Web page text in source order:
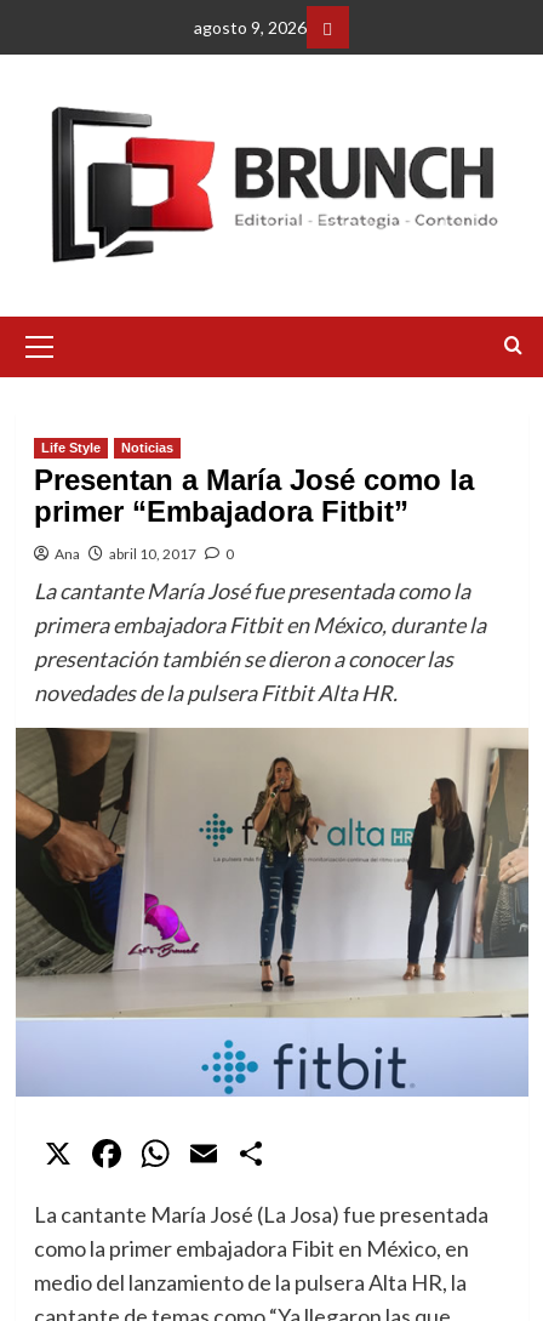
agosto 9, 2026
Facebbok
primario
Life Style Noticias
Presentan a María José como la
primer “Embajadora Fitbit”
Ana abril 10, 2017 0
La cantante María José fue presentada como la
primera embajadora Fitbit en México, durante la
presentación también se dieron a conocer las
novedades de la pulsera Fitbit Alta HR.
X Facebook
WhatsApp
Email
La cantante María José (La Josa) fue presentada
como la primer embajadora Fibit en México, en
medio del lanzamiento de la pulsera Alta HR, la